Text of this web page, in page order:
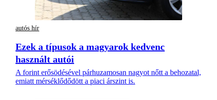
autós hír
Ezek a típusok a magyarok kedvenc
használt autói
A forint erősödésével párhuzamosan nagyot nőtt a behozatal,
emiatt mérséklődődött a piaci árszint is.